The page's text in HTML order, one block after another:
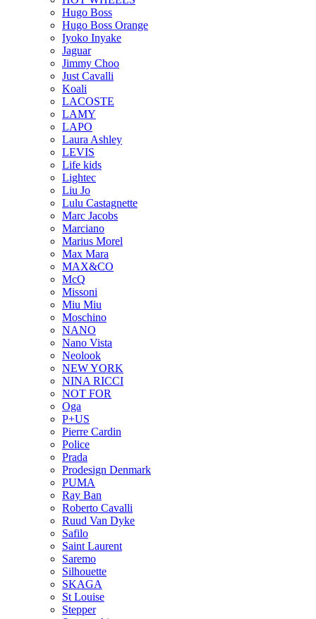
Hugo Boss
Hugo Boss Orange
Iyoko Inyake
Jaguar
Jimmy Choo
Just Cavalli
Koali
LACOSTE
LAMY
LAPO
Laura Ashley
LEVIS
Life kids
Lightec
Liu Jo
Lulu Castagnette
Marc Jacobs
Marciano
Marius Morel
Max Mara
MAX&CO
McQ
Missoni
Miu Miu
Moschino
NANO
Nano Vista
Neolook
NEW YORK
NINA RICCI
NOT FOR
Oga
P+US
Pierre Cardin
Police
Prada
Prodesign Denmark
PUMA
Ray Ban
Roberto Cavalli
Ruud Van Dyke
Safilo
Saint Laurent
Saremo
Silhouette
SKAGA
St Louise
Stepper